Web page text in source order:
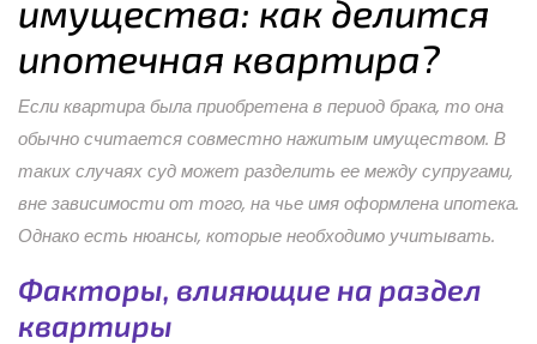
имущества: как делится
ипотечная квартира?
Если квартира была приобретена в период брака, то она
обычно считается совместно нажитым имуществом. В
таких случаях суд может разделить ее между супругами,
вне зависимости от того, на чье имя оформлена ипотека.
Однако есть нюансы, которые необходимо учитывать.
Факторы, влияющие на раздел
квартиры